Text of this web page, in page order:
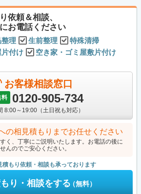
依頼＆相談、
お電話ください
理 生前整理
特殊清掃
付け
空き家・ゴミ屋敷片付け
お客様相談窓口
料 0120-905-734
8:00～19:00（土日祝も対応）
の相見積もりまでお任せください
く、丁寧にご説明いたします。お電話の後に
んのでご安心ください。
積もり依頼・相談も承っております
り・相談をする（無料）